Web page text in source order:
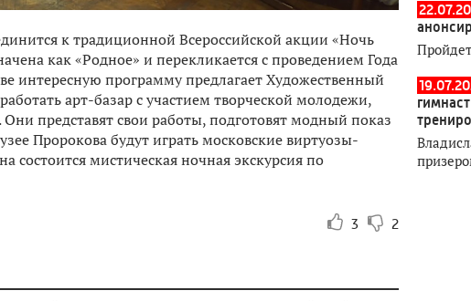
к традиционной Всероссийской акции «Ночь
как «Родное» и перекликается с проведением Года
интересную программу предлагает Художественный
арт-базар с участием творческой молодежи,
представят свои работы, подготовят модный показ
Пророкова будут играть московские виртуозы-
состоится мистическая ночная экскурсия по
3 2